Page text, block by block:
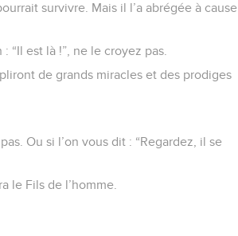
survivre. Mais il l’a abrégée à cause
“Il est là !”, ne le croyez pas.
de grands miracles et des prodiges
Ou si l’on vous dit : “Regardez, il se
le Fils de l’homme.